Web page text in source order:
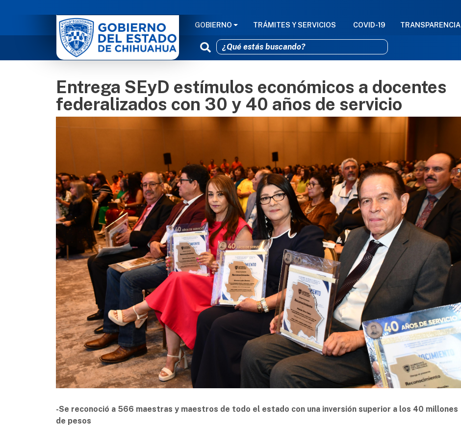
Pasar al contenido principal
NAVEGACIÓN PRINCIPAL
GOBIERNO TRÁMITES Y SERVICIOS COVID-19 TRANSPARENCIA
Entrega SEyD estímulos económicos a docentes
federalizados con 30 y 40 años de servicio
-Se reconoció a 566 maestras y maestros de todo el estado con una inversión superior a los 40 millones
de pesos